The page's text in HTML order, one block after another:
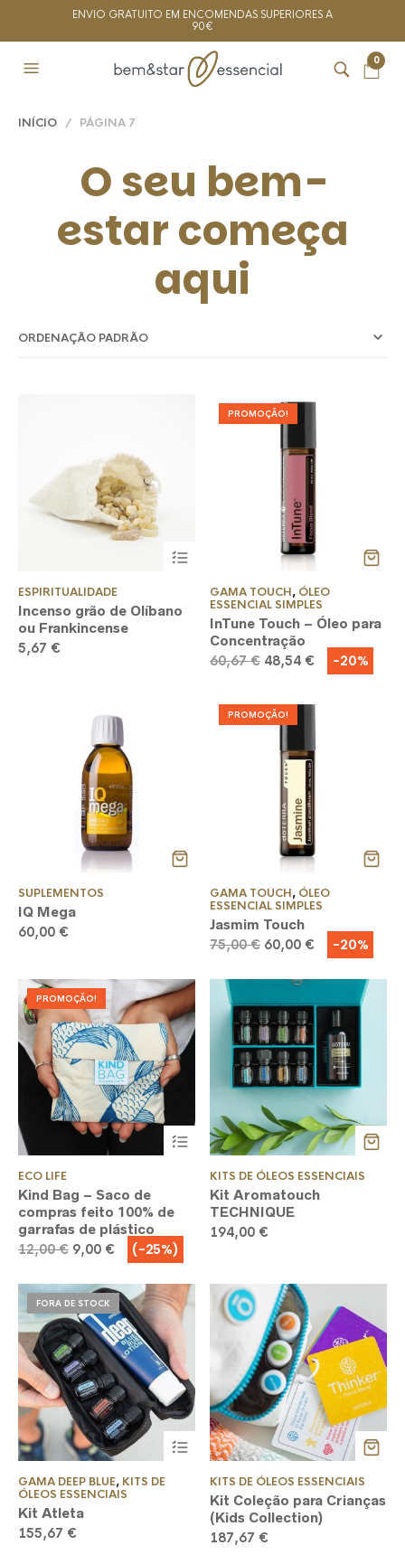
ENVIO GRATUITO EM ENCOMENDAS SUPERIORES A
90€
0
INÍCIO / PÁGINA 7
O seu bem-
estar começa
aqui
multiple
variants.
The
options
may
product
ESPIRITUALIDADE
Incenso grão de Olíbano
ou Frankincense
5,67 €
PROMOÇÃO!
GAMA TOUCH, ÓLEO
ESSENCIAL SIMPLES
InTune Touch – Óleo para
Concentração
60,67€ O
era:
60,67 €.
48,54 €
preço
é:
48,54 €.
-20%
SUPLEMENTOS
IQ Mega
60,00 €
PROMOÇÃO!
GAMA TOUCH, ÓLEO
ESSENCIAL SIMPLES
Jasmim Touch
75,00€ O
original
75,00 €.
60,00 €
preço
atual
60,00 €.
-20%
PROMOÇÃO!
This
product
has
multiple
variants.
The
options
may
product
page
ECO LIFE
Kind Bag – Saco de
compras feito 100% de
garrafas de plástico
12,00€ O
original
era:
12,00 €.
9,00 €
preço
atual
é:
9,00 €.
(-25%)
KITS DE ÓLEOS ESSENCIAIS
Kit Aromatouch
TECHNIQUE
194,00 €
FORA DE STOCK
GAMA DEEP BLUE, KITS DE
ÓLEOS ESSENCIAIS
Kit Atleta
155,67 €
KITS DE ÓLEOS ESSENCIAIS
Kit Coleção para Crianças
(Kids Collection)
187,67 €